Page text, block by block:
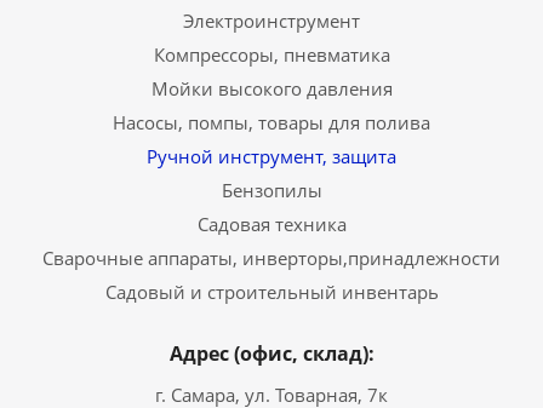
Электроинструмент
Компрессоры, пневматика
Мойки высокого давления
Насосы, помпы, товары для полива
Ручной инструмент, защита
Бензопилы
Садовая техника
Сварочные аппараты, инверторы,принадлежности
Садовый и строительный инвентарь
Адрес (офис, склад):
г. Самара, ул. Товарная, 7к